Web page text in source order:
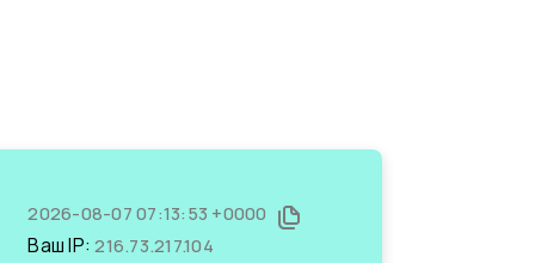
2026-08-07 07:13:53 +0000
Ваш IP:216.73.217.104